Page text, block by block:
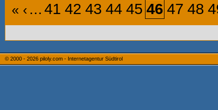
« ‹ ... 41 42 43 44 45 46 47 48
© 2000 - 2026 piloly.com - Internetagentur Südtirol